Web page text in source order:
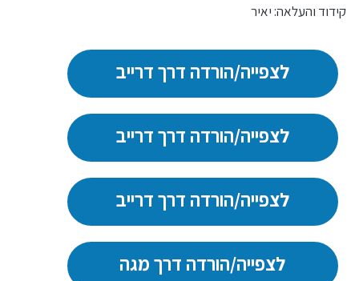
קידוד והעלאה: יאיר
לצפייה/הורדה דרך דרייב
לצפייה/הורדה דרך דרייב
לצפייה/הורדה דרך דרייב
לצפייה/הורדה דרך מגה